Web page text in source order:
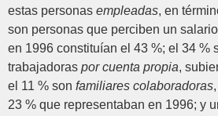
estas personas empleadas, en
son personas que perciben un
en 1996 constituían el 43 %; el 34 %
trabajadoras por cuenta propia,
el 11 % son familiares colaboradoras
23 % que representaban en 1996; y